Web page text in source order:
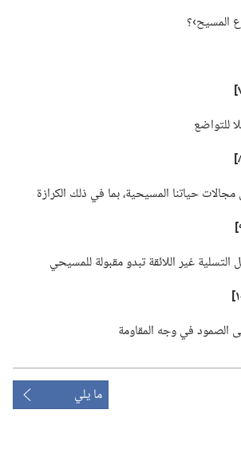
المسيح›؟‏
للتواضع
حياتنا المسيحية،‏ بما في ذلك الكرازة
غير اللائقة تبدو مقبولة للمسيحي
الصمود في وجه المقاومة
ما يلي